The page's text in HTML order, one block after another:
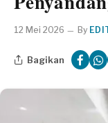
12 Mei 2026 By
Bagikan